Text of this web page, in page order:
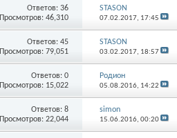
Ответов:36
Просмотров: 46,310
STASON
07.02.2017, 17:45
Ответов:45
Просмотров: 79,051
STASON
03.02.2017, 18:57
Ответов:0
Просмотров: 15,022
Родион
05.08.2016, 14:22
Ответов:8
Просмотров: 22,044
simon
15.06.2016, 00:20